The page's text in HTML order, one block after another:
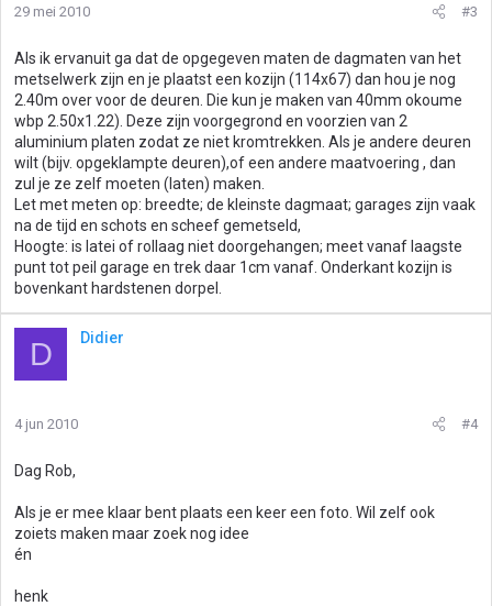
29 mei 2010 #3
Als ik ervanuit ga dat de opgegeven maten de dagmaten van het
metselwerk zijn en je plaatst een kozijn (114x67) dan hou je nog
2.40m over voor de deuren. Die kun je maken van 40mm okoume
wbp 2.50x1.22). Deze zijn voorgegrond en voorzien van 2
aluminium platen zodat ze niet kromtrekken. Als je andere deuren
wilt (bijv. opgeklampte deuren),of een andere maatvoering , dan
zul je ze zelf moeten (laten) maken.
Let met meten op: breedte; de kleinste dagmaat; garages zijn vaak
na de tijd en schots en scheef gemetseld,
Hoogte: is latei of rollaag niet doorgehangen; meet vanaf laagste
punt tot peil garage en trek daar 1cm vanaf. Onderkant kozijn is
bovenkant hardstenen dorpel.
D Didier
4 jun 2010 #4
Dag Rob,
Als je er mee klaar bent plaats een keer een foto. Wil zelf ook
zoiets maken maar zoek nog idee
én
henk